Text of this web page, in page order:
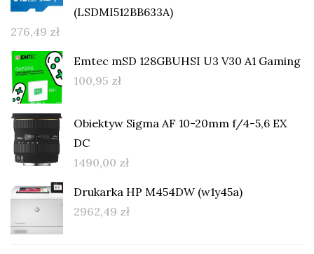
(LSDMI512BB633A)
276,49 zł
Emtec mSD 128GBUHSI U3 V30 A1 Gaming
100,95 zł
Obiektyw Sigma AF 10-20mm f/4-5,6 EX
DC
1490,00 zł
Drukarka HP M454DW (w1y45a)
2962,49 zł